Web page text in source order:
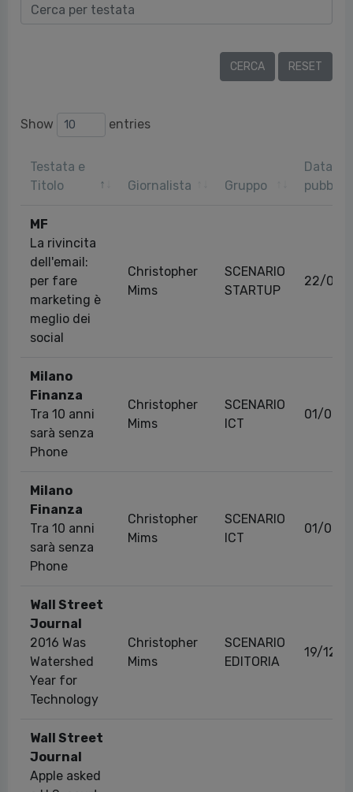
Show entries
Testata e
Titolo
Giornalista Gruppo
Data
MF
La rivincita
dell'email:
per fare
marketing è
meglio dei
social
Christopher
Mims
SCENARIO
STARTUP
22/01/
Milano
Finanza
Tra 10 anni
sarà senza
Phone
Christopher
Mims
SCENARIO
ICT
01/07/
Milano
Finanza
Tra 10 anni
sarà senza
Phone
Christopher
Mims
SCENARIO
ICT
01/07/
Wall Street
Journal
2016 Was
Watershed
Year for
Technology
Christopher
Mims
SCENARIO
EDITORIA
19/12/
Wall Street
Journal
Apple asked